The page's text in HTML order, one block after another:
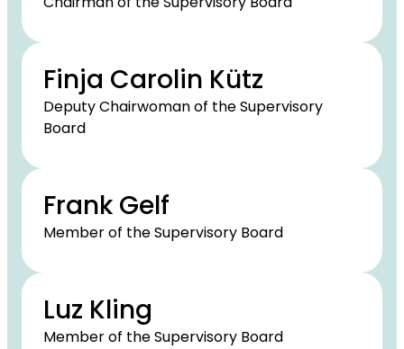
Finja Carolin Kütz
Deputy Chairwoman of the Supervisory
Board
Frank Gelf
Member of the Supervisory Board
Luz Kling
Member of the Supervisory Board